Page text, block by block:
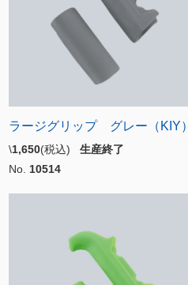
ラージグリップ グレー（KIY）
\1,650(税込) 生産終了
No. 10514